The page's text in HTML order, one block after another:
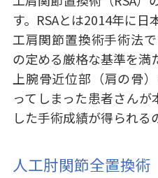
す。RSAとは2014年に
工肩関節置換術⼿術法
の定める厳格な基準を満
上腕骨近位部（肩の骨
ってしまった患者さんが
した手術成績が得られる
人工肘関節全置換術